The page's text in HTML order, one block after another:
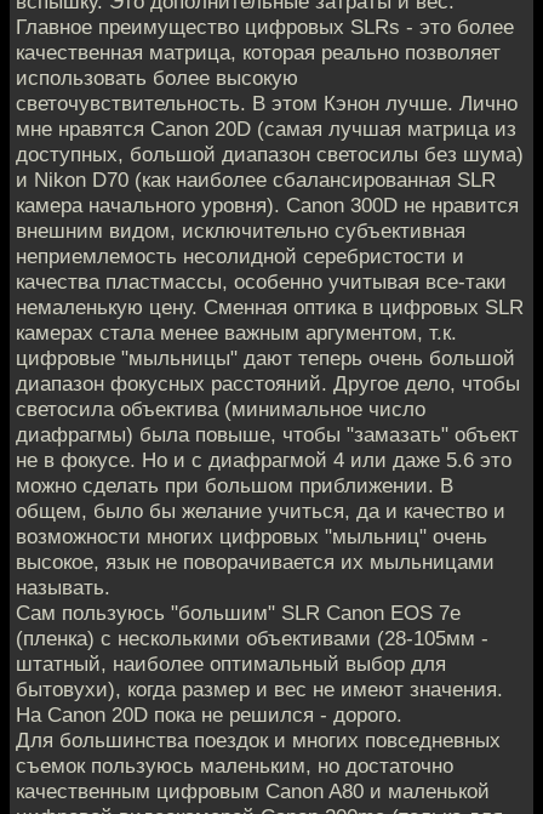
Главное преимущество цифровых SLRs - это более
качественная матрица, которая реально позволяет
использовать более высокую
светочувствительность. В этом Кэнон лучше. Лично
мне нравятся Canon 20D (самая лучшая матрица из
доступных, большой диапазон светосилы без шума)
и Nikon D70 (как наиболее сбалансированная SLR
камера начального уровня). Canon 300D не нравится
внешним видом, исключительно субъективная
неприемлемость несолидной серебристости и
качества пластмассы, особенно учитывая все-таки
немаленькую цену. Сменная оптика в цифровых SLR
камерах стала менее важным аргументом, т.к.
цифровые "мыльницы" дают теперь очень большой
диапазон фокусных расстояний. Другое дело, чтобы
светосила объектива (минимальное число
диафрагмы) была повыше, чтобы "замазать" объект
не в фокусе. Но и с диафрагмой 4 или даже 5.6 это
можно сделать при большом приближении. В
общем, было бы желание учиться, да и качество и
возможности многих цифровых "мыльниц" очень
высокое, язык не поворачивается их мыльницами
называть.
Сам пользуюсь "большим" SLR Canon EOS 7e
(пленка) с несколькими объективами (28-105мм -
штатный, наиболее оптимальный выбор для
бытовухи), когда размер и вес не имеют значения.
На Canon 20D пока не решился - дорого.
Для большинства поездок и многих повседневных
съемок пользуюсь маленьким, но достаточно
качественным цифровым Canon A80 и маленькой